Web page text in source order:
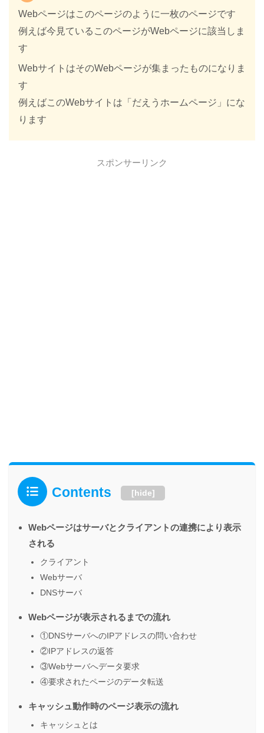
Webページはこのページのように一枚のページです
例えば今見ているこのページがWebページに該当しま
す
WebサイトはそのWebページが集まったものになりま
す
例えばこのWebサイトは「だえうホームページ」にな
ります
スポンサーリンク
Contents [hide]
Webページはサーバとクライアントの連携により表示
される
クライアント
Webサーバ
DNSサーバ
Webページが表示されるまでの流れ
①DNSサーバへのIPアドレスの問い合わせ
②IPアドレスの返答
③Webサーバへデータ要求
④要求されたページのデータ転送
キャッシュ動作時のページ表示の流れ
キャッシュとは